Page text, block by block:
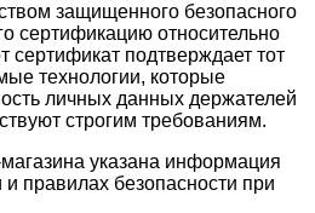
защищенного безопасного
сертификацию относительно
сертификат подтверждает тот
технологии, которые
личных данных держателей
строгим требованиям.
указана информация
и правилах безопасности при